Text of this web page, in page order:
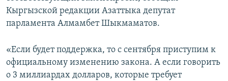
Кыргызской редакции Азаттыка депутат
парламента Алмамбет Шыкмаматов.
«Если будет поддержка, то с сентября приступим к
официальному изменению закона. А если говорить
о 3 миллиардах долларов, которые требует